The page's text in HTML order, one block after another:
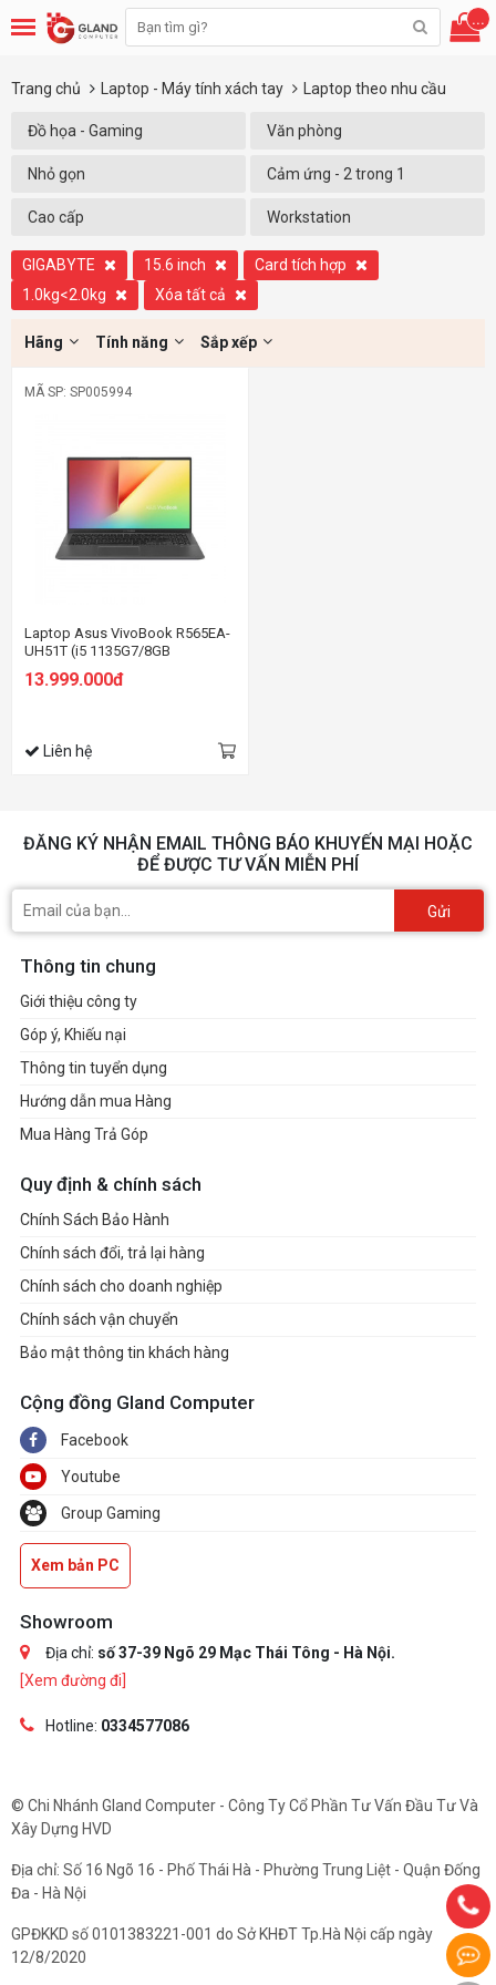
...
Trang chủ Laptop - Máy tính xách tay Laptop theo nhu cầu
Đồ họa - Gaming Văn phòng
Nhỏ gọn Cảm ứng - 2 trong 1
Cao cấp Workstation
GIGABYTE 15.6 inch
Card tích hợp
1.0kg<2.0kg
Xóa tất cả
Hãng Tính năng Sắp xếp
MÃ SP: SP005994
Laptop Asus VivoBook R565EA-
UH51T (i5 1135G7/8GB
ứng/Win 10/Xám)
13.999.000đ
Liên hệ
ĐĂNG KÝ NHẬN EMAIL THÔNG BÁO KHUYẾN MẠI HOẶC
ĐỂ ĐƯỢC TƯ VẤN MIỄN PHÍ
Gửi
Thông tin chung
Giới thiệu công ty
Góp ý, Khiếu nại
Thông tin tuyển dụng
Hướng dẫn mua Hàng
Mua Hàng Trả Góp
Quy định & chính sách
Chính Sách Bảo Hành
Chính sách đổi, trả lại hàng
Chính sách cho doanh nghiệp
Chính sách vận chuyển
Bảo mật thông tin khách hàng
Cộng đồng Gland Computer
Facebook
Youtube
Group Gaming
Xem bản PC
Showroom
Địa chỉ: số 37-39 Ngõ 29 Mạc Thái Tông - Hà Nội.
[Xem đường đi]
Hotline: 0334577086
© Chi Nhánh Gland Computer - Công Ty Cổ Phần Tư Vấn Đầu Tư Và
Xây Dựng HVD
Địa chỉ: Số 16 Ngõ 16 - Phố Thái Hà - Phường Trung Liệt - Quận Đống
Đa - Hà Nội
GPĐKKD số 0101383221-001 do Sở KHĐT Tp.Hà Nội cấp ngày
12/8/2020